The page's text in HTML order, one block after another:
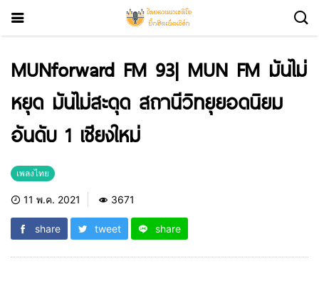
MUNforward FM 93| MUN FM มันไม่
หยุด มันไม่สะดุด สถานีวิทยุยอดนิยม
อันดับ 1 เชียงใหม่
เพลงไทย
11 พ.ค. 2021 3671
share tweet share